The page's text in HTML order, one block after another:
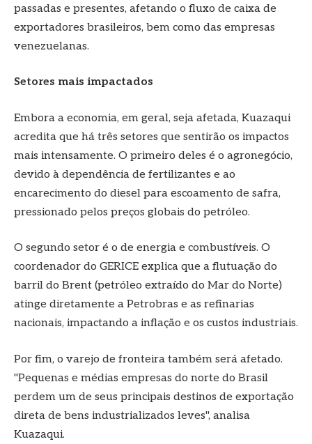
passadas e presentes, afetando o fluxo de caixa de
exportadores brasileiros, bem como das empresas
venezuelanas.
Setores mais impactados
Embora a economia, em geral, seja afetada, Kuazaqui
acredita que há três setores que sentirão os impactos
mais intensamente. O primeiro deles é o agronegócio,
devido à dependência de fertilizantes e ao
encarecimento do diesel para escoamento de safra,
pressionado pelos preços globais do petróleo.
O segundo setor é o de energia e combustíveis. O
coordenador do GERICE explica que a flutuação do
barril do Brent (petróleo extraído do Mar do Norte)
atinge diretamente a Petrobras e as refinarias
nacionais, impactando a inflação e os custos industriais.
Por fim, o varejo de fronteira também será afetado.
"Pequenas e médias empresas do norte do Brasil
perdem um de seus principais destinos de exportação
direta de bens industrializados leves", analisa
Kuazaqui.